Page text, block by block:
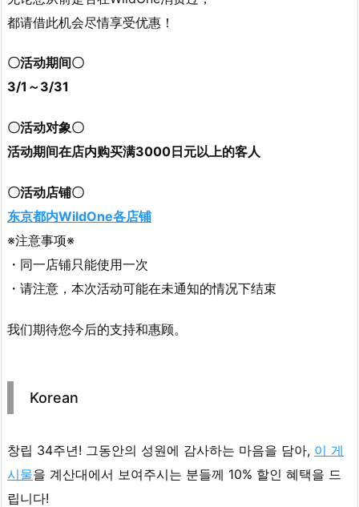
都请借此机会尽情享受优惠！
〇活动期间〇
3/1～3/31
〇活动对象〇
活动期间在店内购买满3000日元以上的客人
〇活动店铺〇
东京都内WildOne各店铺
※注意事项※
・同一店铺只能使用一次
・请注意，本次活动可能在未通知的情况下结束
我们期待您今后的支持和惠顾。
Korean
창립 34주년! 그동안의 성원에 감사하는 마음을 담아, 이 게
시물을 계산대에서 보여주시는 분들께 10% 할인 혜택을 드
립니다!